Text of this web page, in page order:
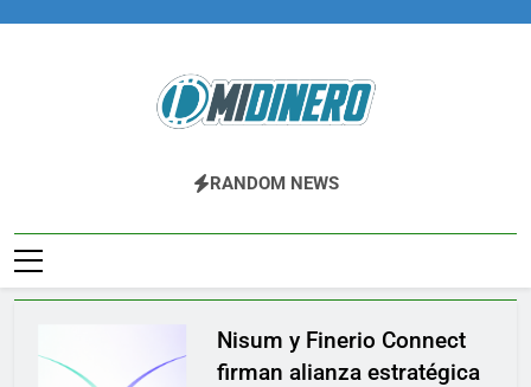
Midinero.co
Fintech, Criptomonedas
RANDOM NEWS
Blog
Nisum y Finerio Connect
firman alianza estratégica